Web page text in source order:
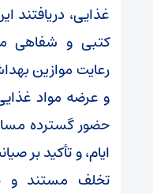
غذایی، دریافتند
کتبی و شفاهی
رعایت موازین
و عرضه مواد
حضور گسترده
ایام، و تأکید بر
تخلف مستند و